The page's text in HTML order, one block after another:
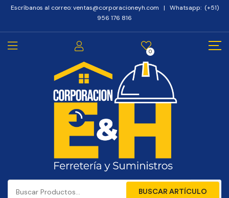
Escríbanos al correo: ventas@corporacioneyh.com | Whatsapp: (+51)
956 176 816
0
BUSCAR ARTÍCULO